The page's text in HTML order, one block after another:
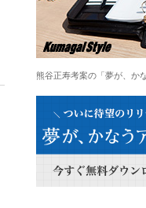
熊谷正寿考案の「夢が、か